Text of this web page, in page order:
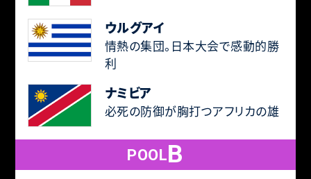
ウルグアイ
情熱の集団。日本大会で感動的勝
利
ナミビア
必死の防御が胸打つアフリカの雄
POOLB